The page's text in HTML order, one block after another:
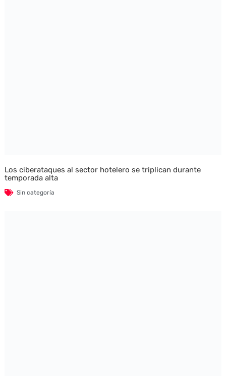
Los ciberataques al sector hotelero se triplican durante
temporada alta
Sin categoría